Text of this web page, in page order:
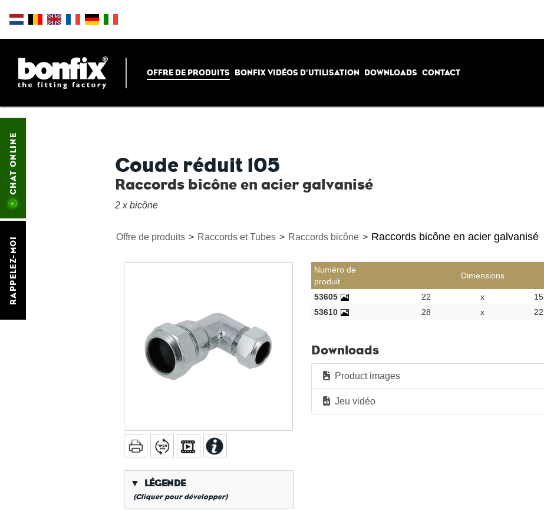
OFFRE DE PRODUITS BONFIX VIDÉOS D'UTILISATION DOWNLOADS CONTACT
RAPPELEZ-MOI
CHAT ONLINE Coude réduit 105
Raccords bicône en acier galvanisé
2 x bicône
Offre de produits > Raccords et Tubes > Raccords bicône > Raccords bicône en acier galvanisé
▼ LÉGENDE
(Cliquer pour développer)
Numéro de
produit
Dimensions
53605 22 x 15
53610
28 x 22
Downloads
Product images
Jeu vidéo